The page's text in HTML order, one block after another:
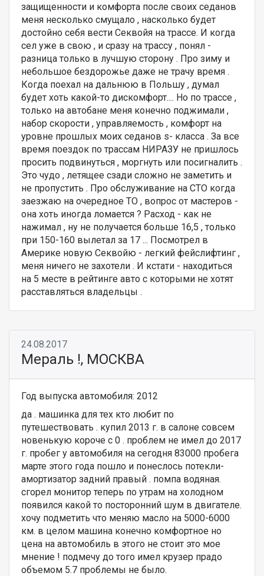
защищенности и комфорта после своих седанов
меня несколько смущало , насколько будет
достойно себя вести Секвойя на трассе. И когда
сел уже в свою , и сразу на трассу , понял -
разница только в лучшую сторону . Про зиму и
небольшое бездорожье даже не трачу время .
Когда поехал на дальнюю в Польшу , думал
будет хоть какой-то дискомфорт.... Но по трассе ,
только на автобане меня конечно поджимали ,
набор скорости , управляемость , комфорт на
уровне прошлых моих седанов s- класса . За все
время поездок по трассам НИРАЗУ не пришлось
просить подвинуться , моргнуть или посигналить .
Это чудо , летящее сзади сложно не заметить и
не пропустить . Про обслуживание на СТО когда
заезжаю на очередное ТО , вопрос от мастеров -
она хоть иногда ломается ? Расход - как не
нажимал , ну не получается больше 16,5 , только
при 150-160 вылетал за 17 ... Посмотрел в
Америке новую Секвойю - легкий фейслифтинг ,
меня ничего не захотели . И кстати - находиться
на 5 месте в рейтинге авто с которыми не хотят
расставляться владельцы .
24.08.2017
Мераль !, МОСКВА
Год выпуска автомобиля: 2012
да . машинка для тех кто любит по
путешествовать . купил 2013 г. в салоне совсем
новенькую короче с 0 . проблем не имел до 2017
г. пробег у автомобиля на сегодня 83000 пробега
марте этого года пошло и понеслось потекли-
амортизатор задний правый . помпа водяная.
сгорел монитор теперь по утрам на холодном
появился какой то посторонний шум в двигателе.
хочу подметить что меняю масло на 5000-6000
км. в целом машина конечно комфортное но
цена на автомобиль в этого не стоит это мое
мнение ! подмечу до того имел крузер прадо
объемом 5.7 проблемы не было.